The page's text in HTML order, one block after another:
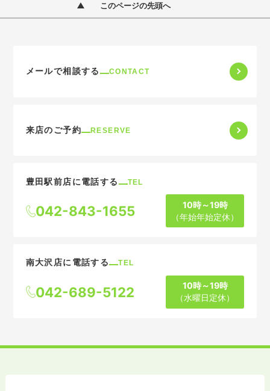
このページの先頭へ
メールで相談する CONTACT
来店のご予約 RESERVE
豊田駅前店に電話する TEL
042-843-1655
10時～19時
（年始年始定休）
南大沢店に電話する TEL
042-689-5122
10時～19時
（水曜日定休）